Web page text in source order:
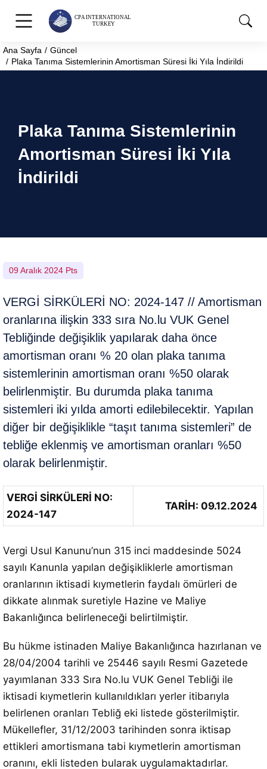
You are here:
Ana Sayfa
Güncel
Plaka Tanıma Sistemlerinin Amortisman Süresi İki Yıla İndirildi
Plaka Tanıma Sistemlerinin
Amortisman Süresi İki Yıla
İndirildi
09 Aralık 2024 Pts
VERGİ SİRKÜLERİ NO: 2024-147 // Amortisman
oranlarına ilişkin 333 sıra No.lu VUK Genel
Tebliğinde değişiklik yapılarak daha önce
amortisman oranı % 20 olan plaka tanıma
sistemlerinin amortisman oranı %50 olarak
belirlenmiştir. Bu durumda plaka tanıma
sistemleri iki yılda amorti edilebilecektir. Yapılan
diğer bir değişiklikle “taşıt tanıma sistemleri” de
tebliğe eklenmiş ve amortisman oranları %50
olarak belirlenmiştir.
VERGİ SİRKÜLERİ NO:
2024-147
TARİH: 09.12.2024
Vergi Usul Kanunu’nun 315 inci maddesinde 5024
sayılı Kanunla yapılan değişikliklerle amortisman
oranlarının iktisadi kıymetlerin faydalı ömürleri de
dikkate alınmak suretiyle Hazine ve Maliye
Bakanlığınca belirleneceği belirtilmiştir.
Bu hükme istinaden Maliye Bakanlığınca hazırlanan ve
28/04/2004 tarihli ve 25446 sayılı Resmi Gazetede
yayımlanan 333 Sıra No.lu VUK Genel Tebliği ile
iktisadi kıymetlerin kullanıldıkları yerler itibarıyla
belirlenen oranları Tebliğ eki listede gösterilmiştir.
Mükellefler, 31/12/2003 tarihinden sonra iktisap
ettikleri amortismana tabi kıymetlerin amortisman
oranını, ekli listeden bularak uygulamaktadırlar.